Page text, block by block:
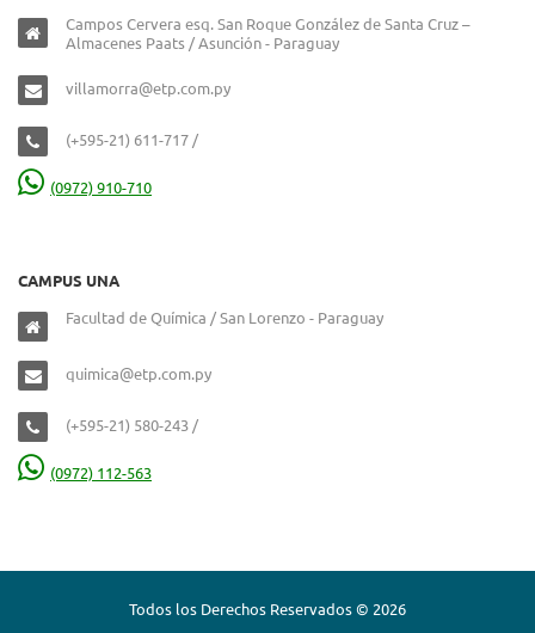
Campos Cervera esq. San Roque González de Santa Cruz –
Almacenes Paats / Asunción - Paraguay
villamorra@etp.com.py
(+595-21) 611-717 /
(0972) 910-710
CAMPUS UNA
Facultad de Química / San Lorenzo - Paraguay
quimica@etp.com.py
(+595-21) 580-243 /
(0972) 112-563
Todos los Derechos Reservados © 2026